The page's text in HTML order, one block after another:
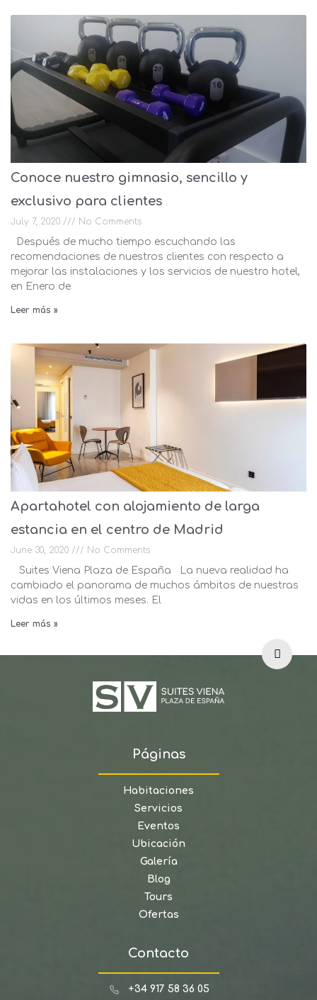
Conoce nuestro gimnasio, sencillo y
exclusivo para clientes
July 7, 2020 No Comments
Después de mucho tiempo escuchando las
recomendaciones de nuestros clientes con respecto a
mejorar las instalaciones y los servicios de nuestro hotel,
en Enero de
Leer más »
Apartahotel con alojamiento de larga
estancia en el centro de Madrid
June 30, 2020 No Comments
Suites Viena Plaza de España La nueva realidad ha
cambiado el panorama de muchos ámbitos de nuestras
vidas en los últimos meses. El
Leer más »
Páginas
Habitaciones
Servicios
Eventos
Ubicación
Galería
Blog
Tours
Ofertas
Contacto
+34 917 58 36 05